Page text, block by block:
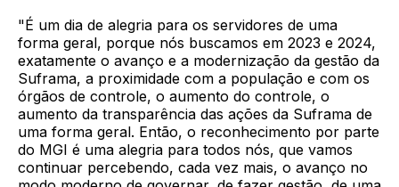
"É um dia de alegria para os servidores de uma
forma geral, porque nós buscamos em 2023 e 2024,
exatamente o avanço e a modernização da gestão da
Suframa, a proximidade com a população e com os
órgãos de controle, o aumento do controle, o
aumento da transparência das ações da Suframa de
uma forma geral. Então, o reconhecimento por parte
do MGI é uma alegria para todos nós, que vamos
continuar percebendo, cada vez mais, o avanço no